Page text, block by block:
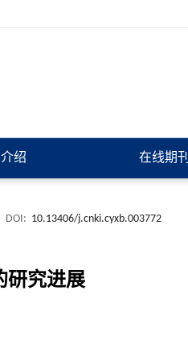
绍 在线期刊
DOI: 10.13406/j.cnki.cyxb.003772
研究进展